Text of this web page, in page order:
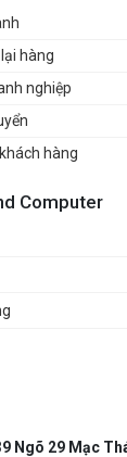
hàng
nghiệp
hàng
Computer
Ngõ 29 Mạc